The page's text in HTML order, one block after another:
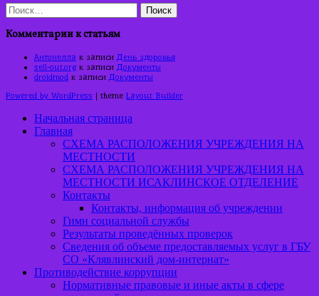
Найти:
Комментарии к статьям
Антонелла к записи День здоровья
sell-out.org к записи Документы
droidmod к записи Документы
Powered by WordPress | theme Layout Builder
Начальная страница
Главная
СХЕМА РАСПОЛОЖЕНИЯ УЧРЕЖДЕНИЯ НА
МЕСТНОСТИ
СХЕМА РАСПОЛОЖЕНИЯ УЧРЕЖДЕНИЯ НА
МЕСТНОСТИ ИСАКЛИНСКОЕ ОТДЕЛЕНИЕ
Контакты
Контакты, информация об учреждении
Гимн социальной службы
Результаты проведённых проверок
Сведения об объеме предоставляемых услуг в ГБУ
СО «Клявлинский дом-интернат»
Противодействие коррупции
Нормативные правовые и иные акты в сфере